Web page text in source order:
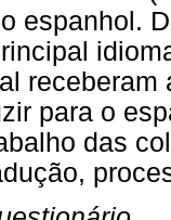
espanhol.
para o
das